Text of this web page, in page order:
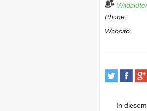
Phone:
Website:
In